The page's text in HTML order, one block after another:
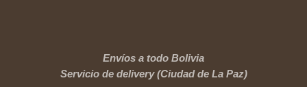
Envíos a todo Bolivia
Servicio de delivery (Ciudad de La Paz)